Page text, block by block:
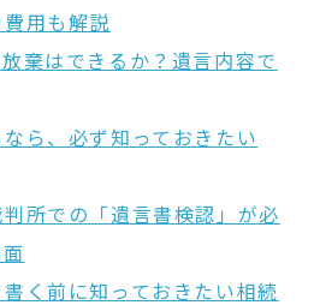
用も解説
棄はできるか？遺言内容で
ら、必ず知っておきたい
所での「遺言書検認」が必
く前に知っておきたい相続